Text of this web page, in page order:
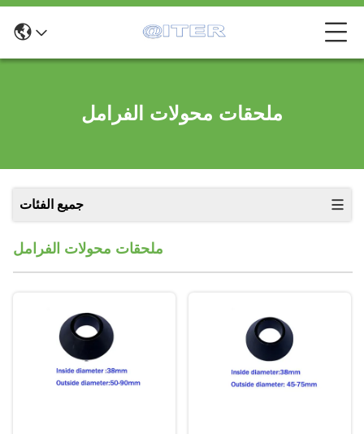
ملحقات محولات الفرامل
جميع الفئات
ملحقات محولات الفرامل